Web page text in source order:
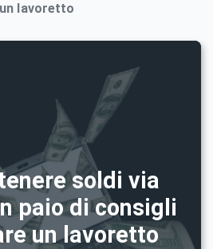
lavoretto
soldi via
paio di consigli
un lavoretto